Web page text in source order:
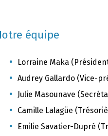
équipe
Lorraine Maka
Audrey Gallardo (Vice-
Julie Masounave
Camille Lalagüe
Emilie Savatier-Dupré